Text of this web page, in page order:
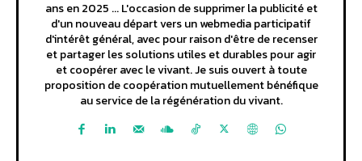
ans en 2025 ... L'occasion de supprimer la publicité et
d'un nouveau départ vers un webmedia participatif
d'intérêt général, avec pour raison d'être de recenser
et partager les solutions utiles et durables pour agir
et coopérer avec le vivant. Je suis ouvert à toute
proposition de coopération mutuellement bénéfique
au service de la régénération du vivant.